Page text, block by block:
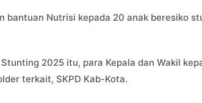
bantuan Nutrisi kepada 20 anak beresiko
2025 itu, para Kepala dan Wakil
terkait, SKPD Kab-Kota.